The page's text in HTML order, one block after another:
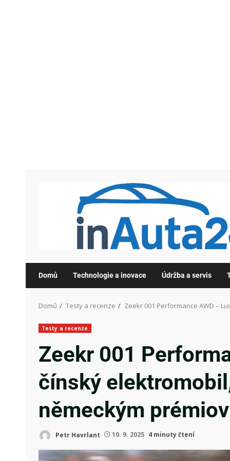
Domů Technologie a inovace Údržba a servis
Domů Testy a recenze Zeekr 001 Performance AWD –
Testy a recenze
Zeekr 001
čínský
německým
Petr Havrlant 10. 9. 2025 4 minuty čtení